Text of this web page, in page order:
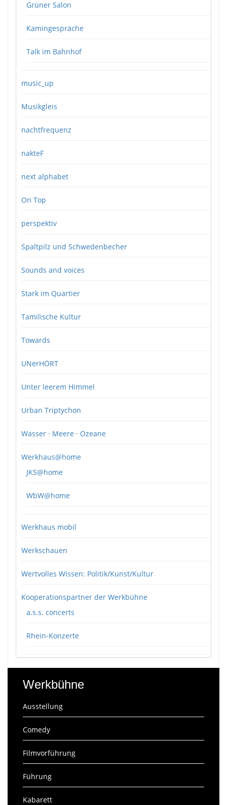
Grüner Salon
Kamingespräche
Talk im Bahnhof
music_up
Musikgleis
nachtfrequenz
nakteF
next alphabet
On Top
perspektiv
Spaltpilz und Schwedenbecher
Sounds and voices
Stark im Quartier
Tamilische Kultur
Towards
UNerHÖRT
Unter leerem Himmel
Urban Triptychon
Wasser · Meere · Ozeane
Werkhaus@home
JKS@home
WbW@home
Werkhaus mobil
Werkschauen
Wertvolles Wissen: Politik/Kunst/Kultur
Kooperationspartner der Werkbühne
a.s.s. concerts
Rhein-Konzerte
Werkbühne
Ausstellung
Comedy
Filmvorführung
Führung
Kabarett